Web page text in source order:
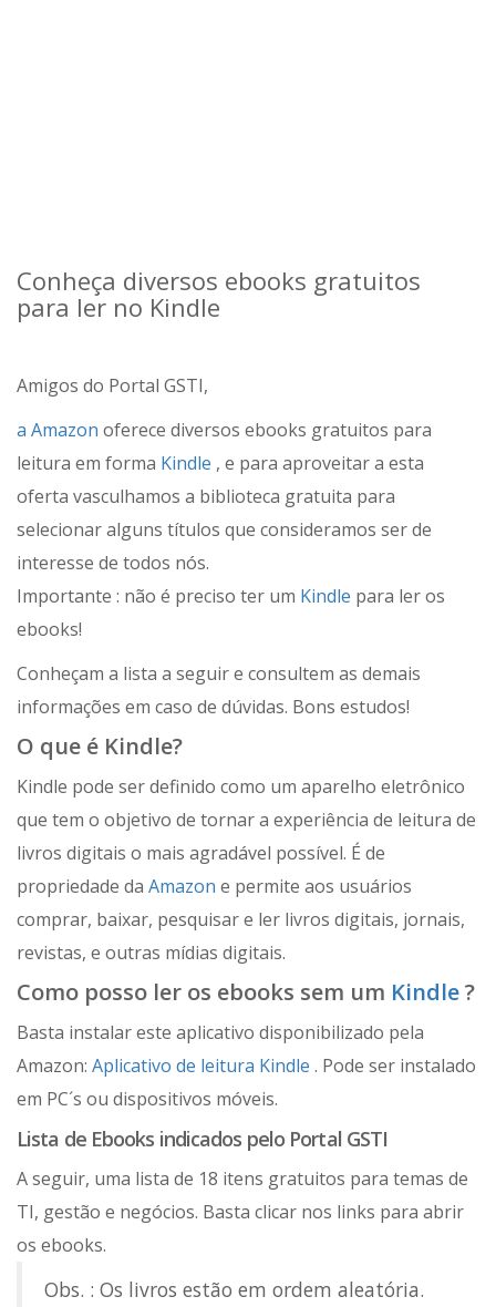
Conheça diversos ebooks gratuitos
para ler no Kindle
Amigos do Portal GSTI,
a Amazon oferece diversos ebooks gratuitos para
leitura em forma Kindle , e para aproveitar a esta
oferta vasculhamos a biblioteca gratuita para
selecionar alguns títulos que consideramos ser de
interesse de todos nós.
Importante : não é preciso ter um Kindle para ler os
ebooks!
Conheçam a lista a seguir e consultem as demais
informações em caso de dúvidas. Bons estudos!
O que é Kindle?
Kindle pode ser definido como um aparelho eletrônico
que tem o objetivo de tornar a experiência de leitura de
livros digitais o mais agradável possível. É de
propriedade da Amazon e permite aos usuários
comprar, baixar, pesquisar e ler livros digitais, jornais,
revistas, e outras mídias digitais.
Como posso ler os ebooks sem um Kindle?
Basta instalar este aplicativo disponibilizado pela
Amazon: Aplicativo de leitura Kindle . Pode ser instalado
em PC´s ou dispositivos móveis.
Lista de Ebooks indicados pelo Portal GSTI
A seguir, uma lista de 18 itens gratuitos para temas de
TI, gestão e negócios. Basta clicar nos links para abrir
os ebooks.
Obs. : Os livros estão em ordem aleatória.